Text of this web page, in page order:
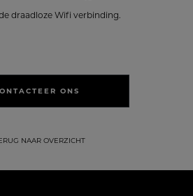
draadloze Wifi verbinding.
ONS
NAAR OVERZICHT